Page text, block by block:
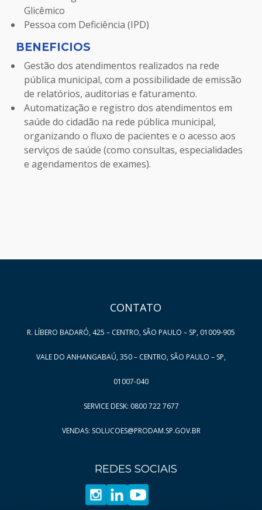
Glicêmico
Pessoa com Deficiência (IPD)
BENEFICIOS
Gestão dos atendimentos realizados na rede
pública municipal, com a possibilidade de emissão
de relatórios, auditorias e faturamento.
Automatização e registro dos atendimentos em
saúde do cidadão na rede pública municipal,
organizando o fluxo de pacientes e o acesso aos
serviços de saúde (como consultas, especialidades
e agendamentos de exames).
CONTATO
R. LÍBERO BADARÓ, 425 – CENTRO, SÃO PAULO – SP, 01009-905
VALE DO ANHANGABAÚ, 350 – CENTRO, SÃO PAULO – SP,
01007-040
SERVICE DESK: 0800 722 7677
VENDAS: SOLUCOES@PRODAM.SP.GOV.BR
REDES SOCIAIS